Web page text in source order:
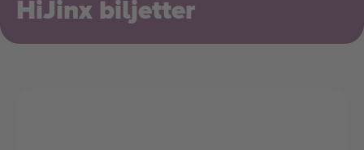
HiJinx biljetter